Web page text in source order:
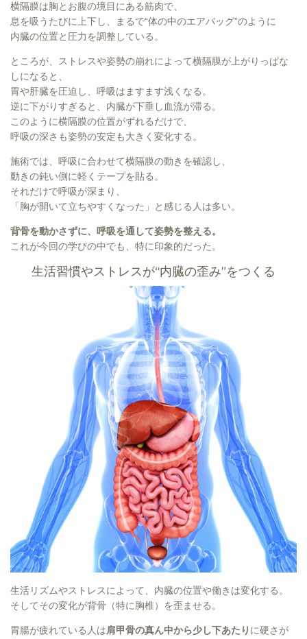
横隔膜は胸とお腹の境目にある筋肉で、
息を吸うたびに上下し、まるで“体の中のエアバッグ”のように
内臓の位置と圧力を調整している。
ところが、ストレスや姿勢の崩れによって横隔膜が上がりっぱな
しになると、
胃や肝臓を圧迫し、呼吸はますます浅くなる。
逆に下がりすぎると、内臓が下垂し血流が滞る。
このように横隔膜の位置がずれるだけで、
呼吸の深さも姿勢の安定も大きく変化する。
施術では、呼吸に合わせて横隔膜の動きを確認し、
動きの鈍い側に軽くテープを貼る。
それだけで呼吸が深まり、
「胸が開いて立ちやすくなった」と感じる人は多い。
背骨を動かさずに、呼吸を通して姿勢を整える。
これが今回の学びの中でも、特に印象的だった。
生活習慣やストレスが“内臓の歪み”をつくる
生活リズムやストレスによって、内臓の位置や働きは変化する。
そしてその変化が背骨（特に胸椎）を歪ませる。
胃腸が疲れている人は肩甲骨の真ん中から少し下あたり に硬さが